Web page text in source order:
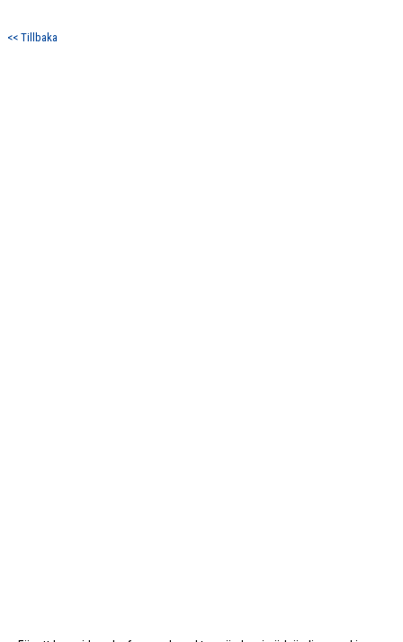
<< Tillbaka